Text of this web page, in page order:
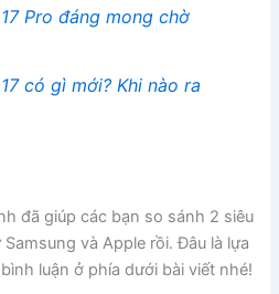
Pro đáng mong chờ
có gì mới? Khi nào ra
đã giúp các bạn so sánh 2 siêu
và Apple rồi. Đâu là lựa
luận ở phía dưới bài viết nhé!